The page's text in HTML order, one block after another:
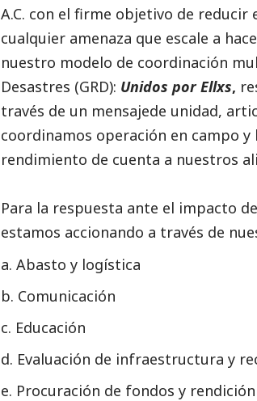
A.C. con el firme objetivo de
cualquier amenaza que escale a
nuestro modelo de coordinación
Desastres (GRD): Unidos por Ellxs,
través de un mensajede unidad,
coordinamos operación en campo
rendimiento de cuenta a nuestros
Para la respuesta ante el impacto
estamos accionando a través de
Abasto y logística
Comunicación
Educación
Evaluación de infraestructura y
Procuración de fondos y